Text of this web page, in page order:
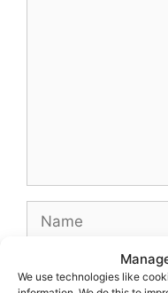
We use technologies like
Name